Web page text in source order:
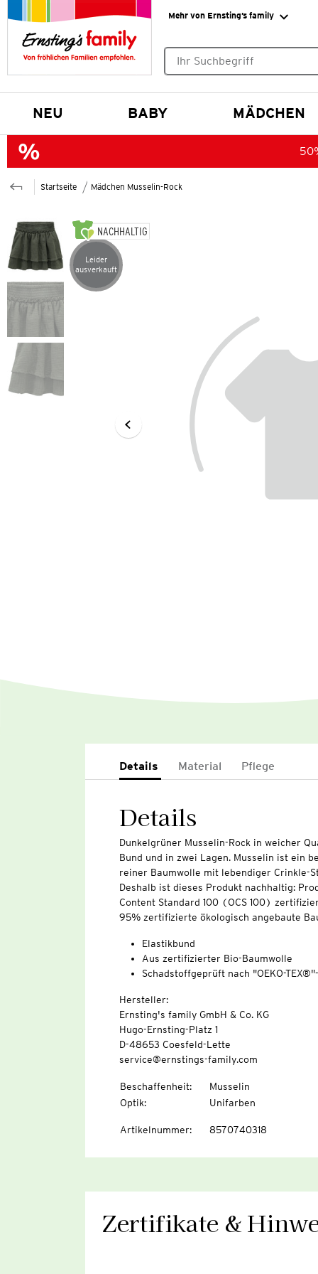
Mehr von Ernsting’s family
NEU BABY MÄDCHEN
Startseite Mädchen Musselin-Rock
NACHHALTIG
Artikel leider ausverkauft
Leider
ausverkauft
Details Material Pflege
Details
Dunkelgrüner Musselin-Rock in weicher
Bund und in zwei Lagen. Musselin ist ein
reiner Baumwolle mit lebendiger Crinkle-
Deshalb ist dieses Produkt nachhaltig:
Content Standard 100 (OCS 100)
95% zertifizierte ökologisch angebaute
Elastikbund
Aus zertifizierter Bio-Baumwolle
Schadstoffgeprüft nach "OEKO-
Hersteller:
Ernsting's family GmbH & Co. KG
Hugo-Ernsting-Platz 1
D-48653 Coesfeld-Lette
service@ernstings-family.com
Beschaffenheit:
Musselin
Optik: Unifarben
Artikelnummer: 8570740318
Zertifikate &